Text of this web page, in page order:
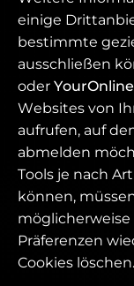
einige
bestimmte
ausschließen
oder
Websites von
aufrufen, auf
abmelden
Tools je nach
können,
Präferenzen
Cookies löschen.